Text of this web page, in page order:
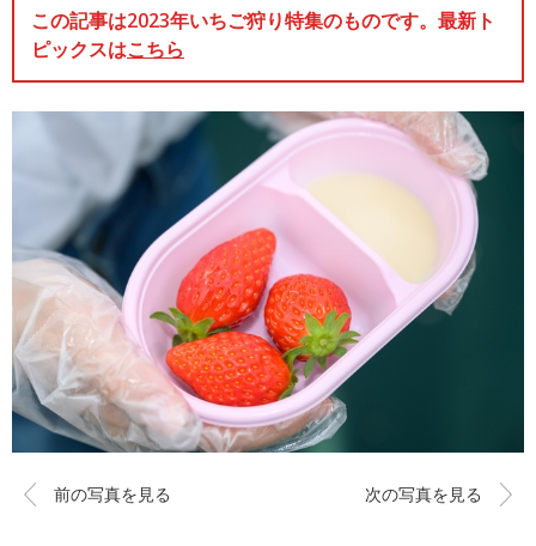
この記事は2023年いちご狩り特集のものです。最新ト
ピックスはこちら
前の写真を見る 次の写真を見る